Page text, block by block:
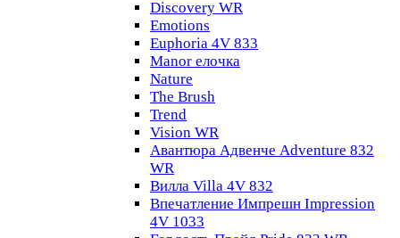
Discovery WR
Emotions
Euphoria 4V 833
Manor елочка
Nature
The Brush
Trend
Vision WR
Авантюра Адвенче Adventure 832
WR
Вилла Villa 4V 832
Впечатление Импрешн Impression
4V 1033